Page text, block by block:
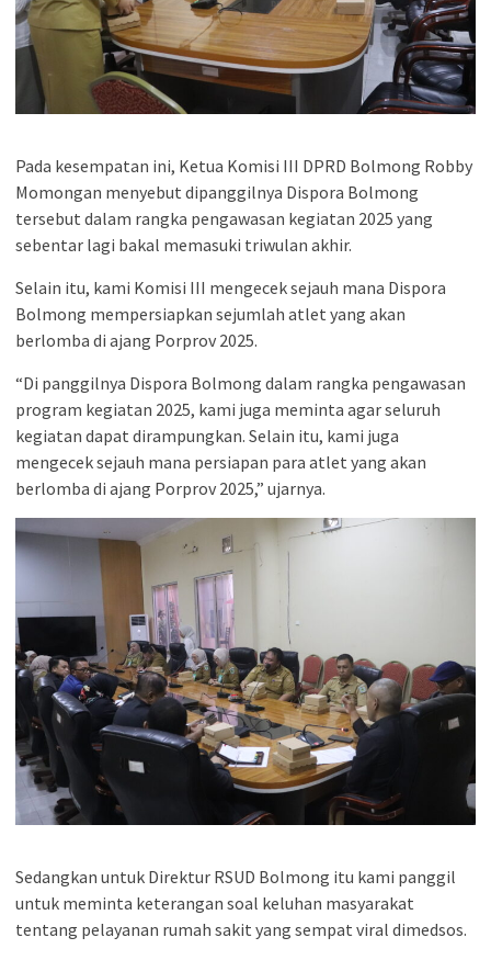
Pada kesempatan ini, Ketua Komisi III DPRD Bolmong Robby
Momongan menyebut dipanggilnya Dispora Bolmong
tersebut dalam rangka pengawasan kegiatan 2025 yang
sebentar lagi bakal memasuki triwulan akhir.
Selain itu, kami Komisi III mengecek sejauh mana Dispora
Bolmong mempersiapkan sejumlah atlet yang akan
berlomba di ajang Porprov 2025.
“Di panggilnya Dispora Bolmong dalam rangka pengawasan
program kegiatan 2025, kami juga meminta agar seluruh
kegiatan dapat dirampungkan. Selain itu, kami juga
mengecek sejauh mana persiapan para atlet yang akan
berlomba di ajang Porprov 2025,” ujarnya.
Sedangkan untuk Direktur RSUD Bolmong itu kami panggil
untuk meminta keterangan soal keluhan masyarakat
tentang pelayanan rumah sakit yang sempat viral dimedsos.